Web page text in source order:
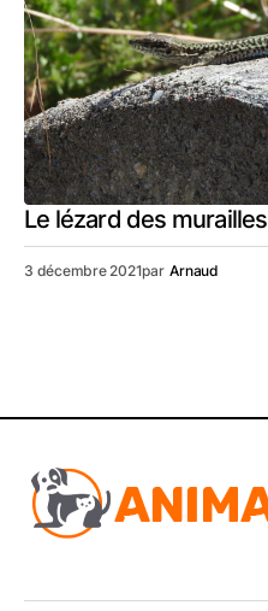
Le lézard des murailles
3 décembre 2021par Arnaud